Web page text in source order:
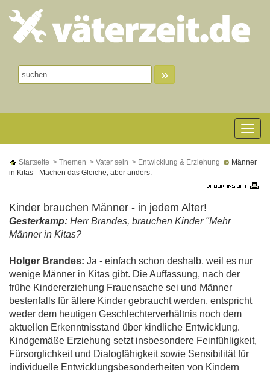
»
Toggle
Startseite > Themen > Vater sein > Entwicklung & Erziehung
Männer
in Kitas - Machen das Gleiche, aber anders.
Kinder brauchen Männer - in jedem Alter!
Gesterkamp: Herr Brandes, brauchen Kinder "Mehr
Männer in Kitas?
Holger Brandes: Ja - einfach schon deshalb, weil es nur
wenige Männer in Kitas gibt. Die Auffassung, nach der
frühe Kindererziehung Frauensache sei und Männer
bestenfalls für ältere Kinder gebraucht werden, entspricht
weder dem heutigen Geschlechterverhältnis noch dem
aktuellen Erkenntnisstand über kindliche Entwicklung.
Kindgemäße Erziehung setzt insbesondere Feinfühligkeit,
Fürsorglichkeit und Dialogfähigkeit sowie Sensibilität für
individuelle Entwicklungsbesonderheiten von Kindern